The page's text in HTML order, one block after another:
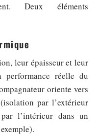
Deux éléments
leur épaisseur et leur
réelle du
oriente vers
par l’extérieur
l’intérieur dans un